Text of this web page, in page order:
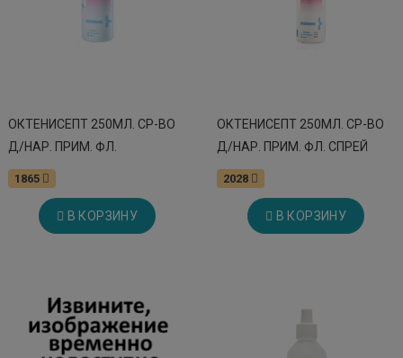
ОКТЕНИСЕПТ 250МЛ. СР-ВО
Д/НАР. ПРИМ. ФЛ.
1865
В КОРЗИНУ
ОКТЕНИСЕПТ 250МЛ. СР-ВО
Д/НАР. ПРИМ. ФЛ. СПРЕЙ
2028
В КОРЗИНУ